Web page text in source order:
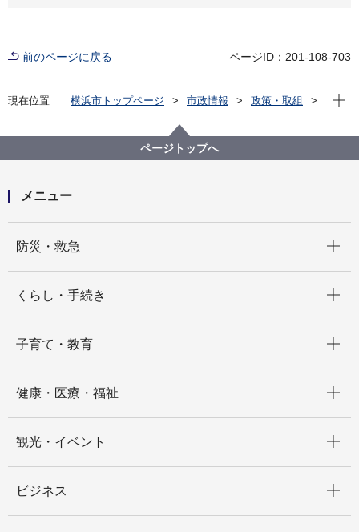
前のページに戻る ページID：201-108-703
現在位置 横浜市トップページ 市政情報
政策・取組
横浜市男女共同参画推進会議
現在
ページトップへ
メニュー
防災・救急
くらし・手続き
子育て・教育
健康・医療・福祉
観光・イベント
ビジネス